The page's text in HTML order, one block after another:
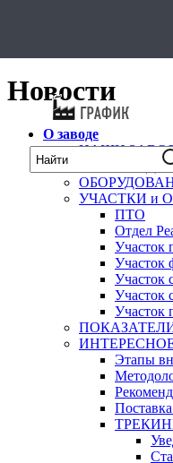
Новости
О заводе
НАШИ
УЧАСТКИ и
ПТО
Отдел
Участок
Участок
Участок
Участок
Участок
Этапы